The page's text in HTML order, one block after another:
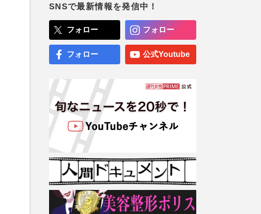
SNSで最新情報を発信中！
フォロー フォロー
フォロー 公式Youtube